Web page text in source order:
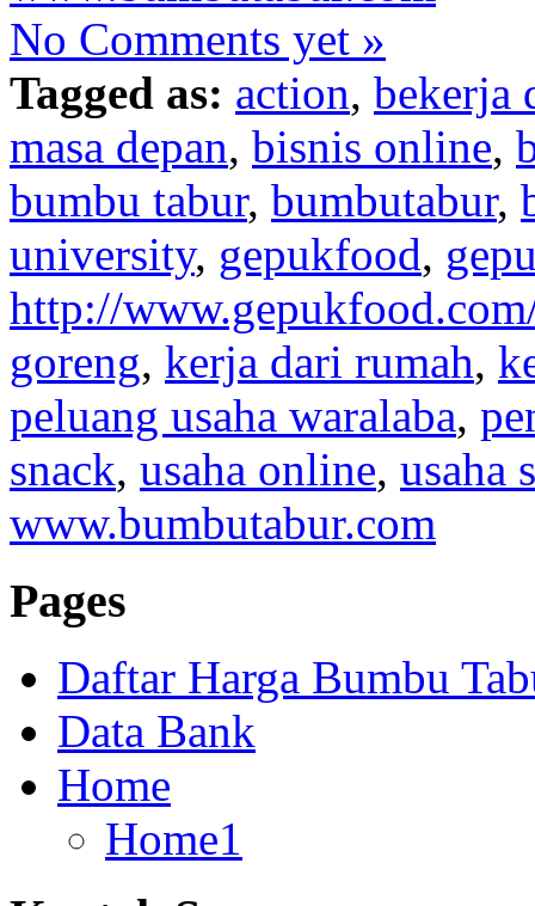
No Comments yet »
Tagged as: action, bekerja
masa depan, bisnis online,
bumbu tabur, bumbutabur,
university, gepukfood,
http://
goreng, kerja dari rumah,
peluang usaha waralaba,
snack, usaha online, usaha
www.bumbutabur.com
Pages
Daftar Harga Bumbu
Data Bank
Home
Home1